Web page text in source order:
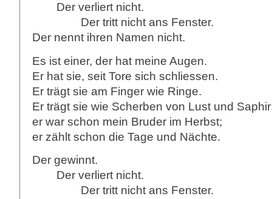
Der verliert nicht.
Der tritt nicht ans Fenster.
Der nennt ihren Namen nicht.
Es ist einer, der hat meine Augen.
Er hat sie, seit Tore sich schliessen.
Er trägt sie am Finger wie Ringe.
Er trägt sie wie Scherben von Lust und
er war schon mein Bruder im Herbst;
er zählt schon die Tage und Nächte.
Der gewinnt.
Der verliert nicht.
Der tritt nicht ans Fenster.